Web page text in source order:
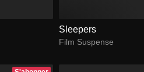
Sleepers
Film Suspense